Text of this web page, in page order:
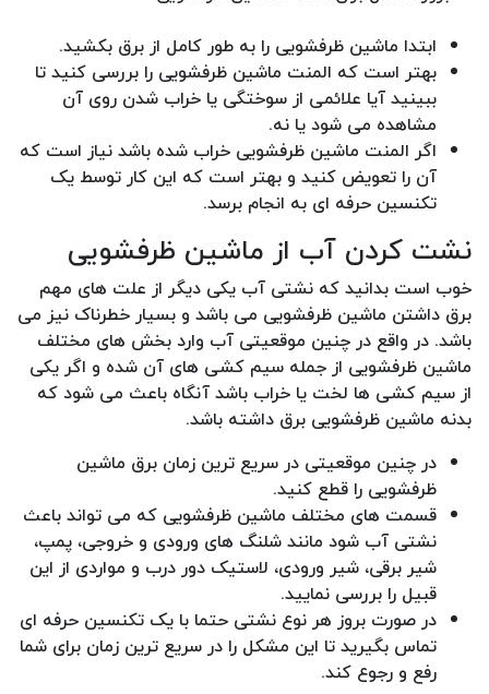
ابتدا ماشین ظرفشویی را به طور کامل از برق بکشید.
بهتر است که المنت ماشین ظرفشویی را بررسی کنید تا
ببینید آیا علائمی از سوختگی یا خراب شدن روی آن
مشاهده می شود یا نه.
اگر المنت ماشین ظرفشویی خراب شده باشد نیاز است که
آن را تعویض کنید و بهتر است که این کار توسط یک
تکنسین حرفه ای به انجام برسد.
نشت کردن آب از ماشین ظرفشویی
خوب است بدانید که نشتی آب یکی دیگر از علت های مهم
برق داشتن ماشین ظرفشویی می باشد و بسیار خطرناک نیز می
باشد. در واقع در چنین موقعیتی آب وارد بخش های مختلف
ماشین ظرفشویی از جمله سیم کشی های آن شده و اگر یکی
از سیم کشی ها لخت یا خراب باشد آنگاه باعث می شود که
بدنه ماشین ظرفشویی برق داشته باشد.
در چنین موقعیتی در سریع ترین زمان برق ماشین
ظرفشویی را قطع کنید.
قسمت های مختلف ماشین ظرفشویی که می تواند باعث
نشتی آب شود مانند شلنگ های ورودی و خروجی، پمپ،
شیر برقی، شیر ورودی، لاستیک دور درب و مواردی از این
قبیل را بررسی نمایید.
در صورت بروز هر نوع نشتی حتما با یک تکنسین حرفه ای
تماس بگیرید تا این مشکل را در سریع ترین زمان برای شما
رفع و رجوع کند.